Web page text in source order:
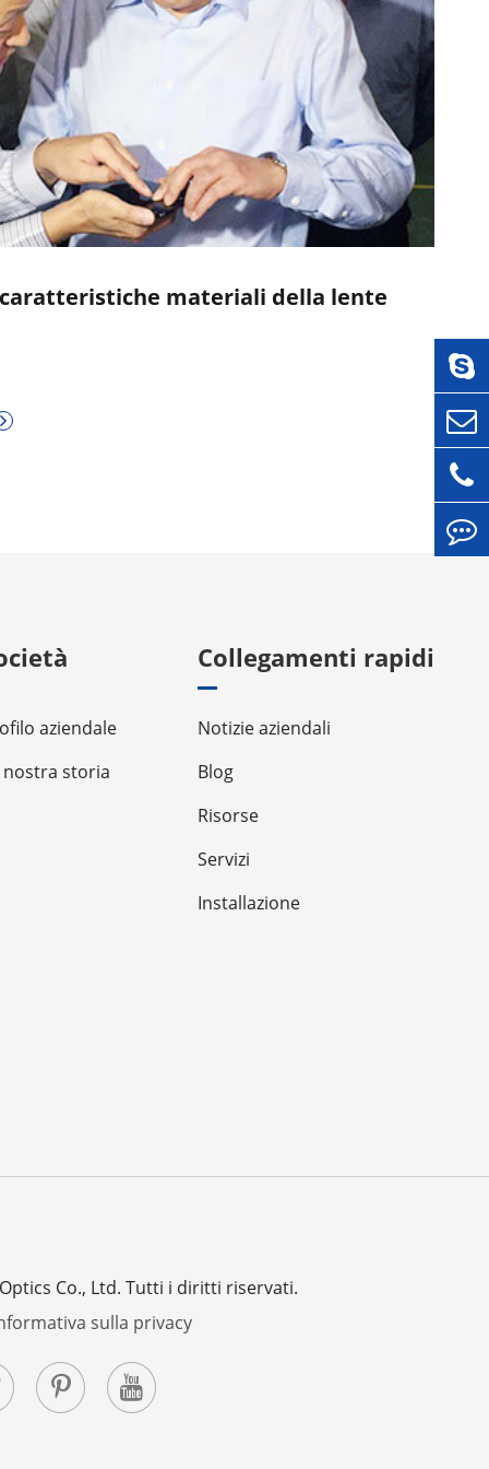
materiali della lente
aziendale
nostra storia
Collegamenti rapidi
Notizie aziendali
Blog
Risorse
Servizi
Installazione
Co., Ltd. Tutti i diritti riservati.
sulla privacy